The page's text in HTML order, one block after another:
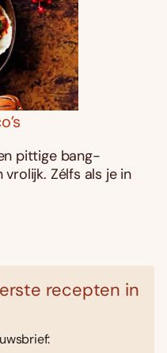
pittige bang-
Zélfs als je in
recepten in